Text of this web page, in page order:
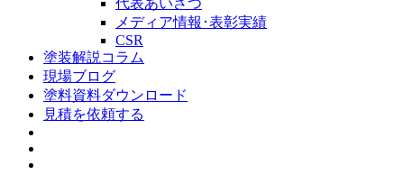
代表あいさつ
メディア情報･表彰実績
CSR
塗装解説コラム
現場ブログ
塗料資料ダウンロード
見積を依頼する